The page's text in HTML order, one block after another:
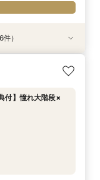
花嫁の第一歩♪ゆっ
W★】挙式×贅沢試
】ペットも安心
会】スマホで簡単！
身コース試食＆おも
公開！本番コーデ×
）
付】憧れ大階段×